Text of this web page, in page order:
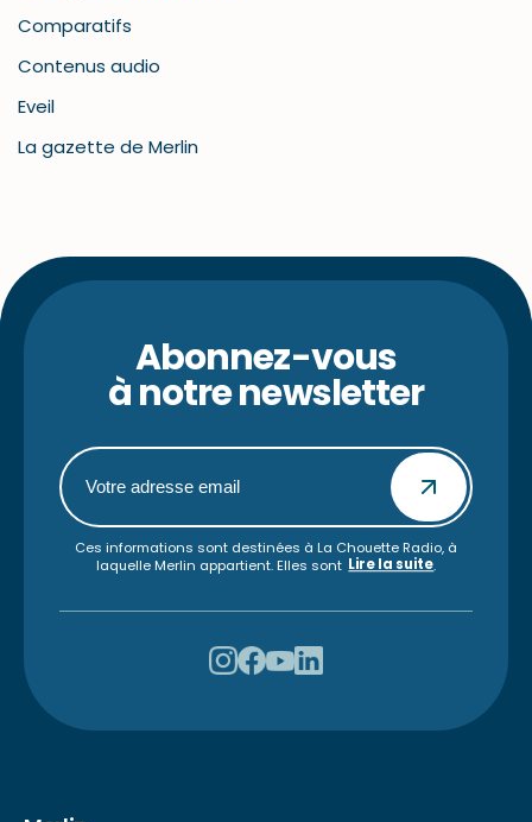
Comparatifs
Contenus audio
Eveil
La gazette de Merlin
Abonnez-vous
à notre newsletter
Ces informations sont destinées à La Chouette Radio, à
laquelle Merlin appartient. Elles sont Lire la suite.